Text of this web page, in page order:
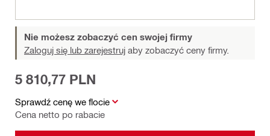
Nie możesz zobaczyć cen swojej firmy
Zaloguj się lub zarejestruj aby zobaczyć ceny firmy.
Sprawdź cenę we flocie
Cena netto po rabacie
5 810,77 PLN